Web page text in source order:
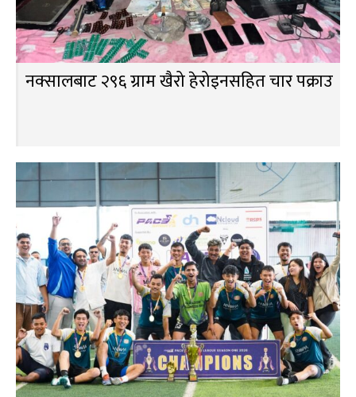
नक्सालबाट २९६ ग्राम खैरो हेरोइनसहित चार पक्राउ